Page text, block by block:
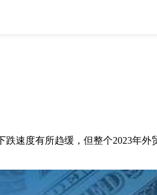
度有所趋缓，但整个2023年外